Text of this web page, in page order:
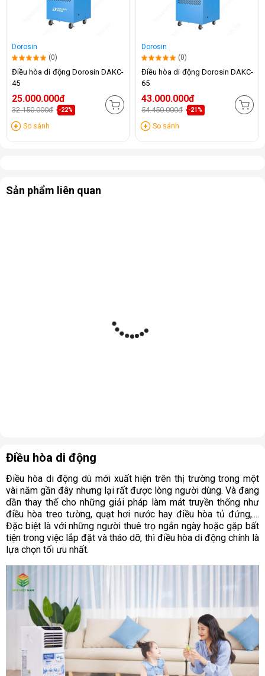
Dorosin
(0)
Điều hòa di động Dorosin DAKC-
45
25.000.000đ
32.150.000đ -22%
So sánh
Dorosin
(0)
Điều hòa di động Dorosin DAKC-
65
43.000.000đ
54.450.000đ -21%
So sánh
Sản phẩm liên quan
Điều hòa di động
Điều hòa di động dù mới xuất hiện trên thị trường trong một
vài năm gần đây nhưng lại rất được lòng người dùng. Và đang
dần thay thế cho những giải pháp làm mát truyền thống như
điều hòa treo tường, quạt hơi nước hay điều hòa tủ đứng,....
Đặc biệt là với những người thuê trọ ngắn ngày hoặc gặp bất
tiện trong việc lắp đặt và tháo dỡ, thì điều hòa di động chính là
lựa chọn tối ưu nhất.